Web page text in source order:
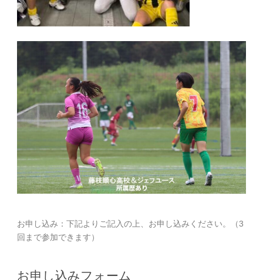
お申し込み：下記よりご記入の上、お申し込みください。（3
回まで参加できます）
お申し込みフォーム